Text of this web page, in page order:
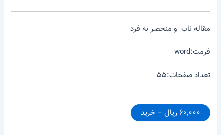
مقاله ناب و منحصر به فرد
فرمت:word
تعداد صفحات:۵۵
۶۰,۰۰۰ ریال – خرید